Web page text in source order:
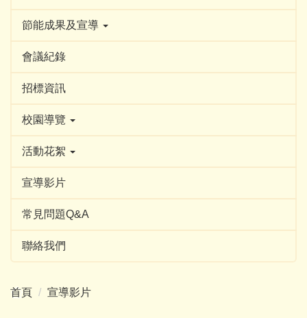
節能成果及宣導
會議紀錄
招標資訊
校園導覽
活動花絮
宣導影片
常見問題Q&A
聯絡我們
首頁 宣導影片